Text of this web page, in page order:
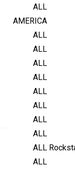
ALL
AMERICA
ALL
ALL
ALL
ALL
ALL
ALL
ALL
ALL
ALL
ALL